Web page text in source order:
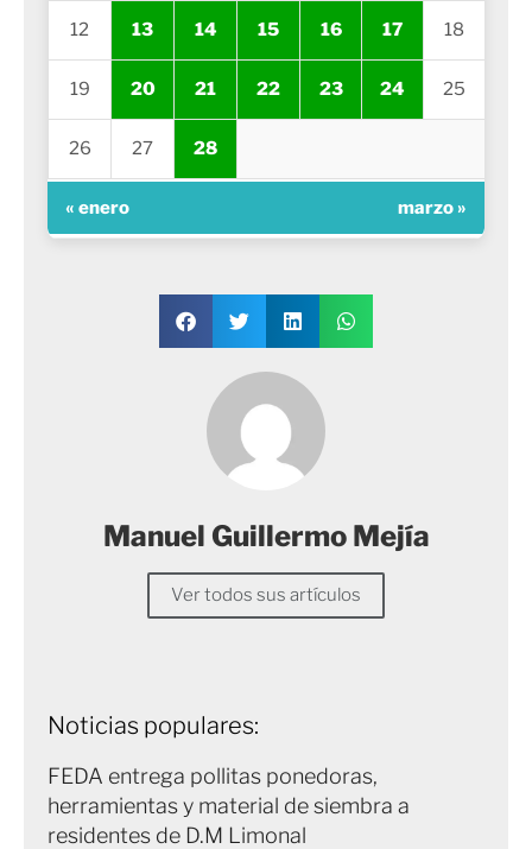
12 13 14 15 16 17 18
19 20 21 22 23 24 25
26 27 28
« enero marzo »
Manuel Guillermo Mejía
Ver todos sus artículos
Noticias populares:
FEDA entrega pollitas ponedoras,
herramientas y material de siembra a
residentes de D.M Limonal